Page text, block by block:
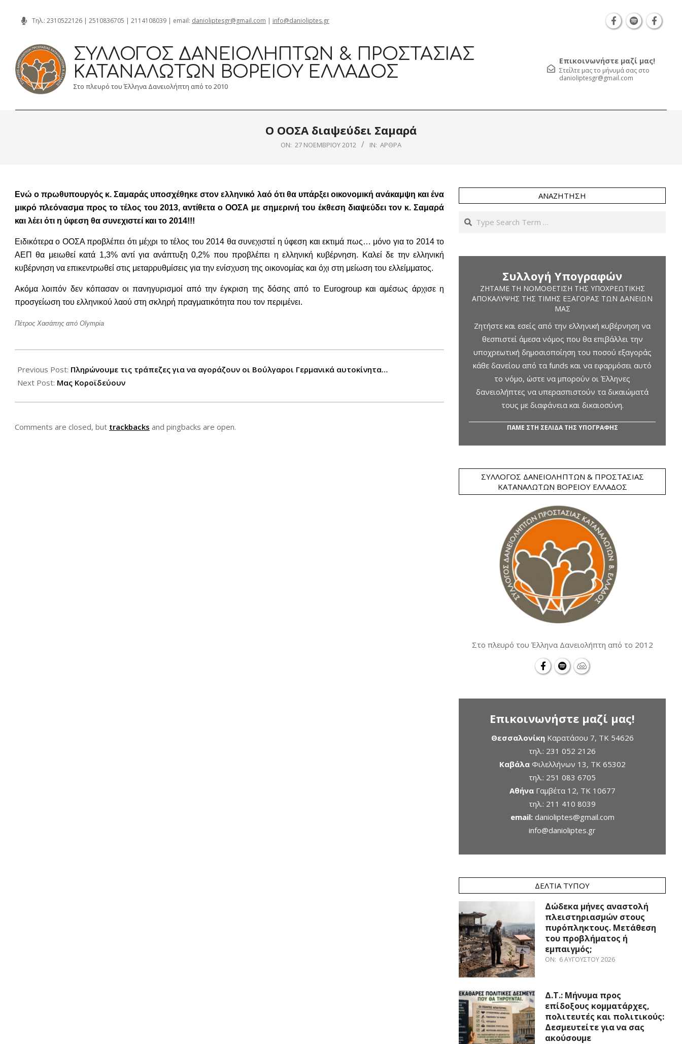
content
Τηλ.: 2310522126 | 2510836705 | 2114108039 | email: danioliptesgr@gmail.com | info@danioliptes.gr
ΣΎΛΛΟΓΟΣ ΔΑΝΕΙΟΛΗΠΤΏΝ & ΠΡΟΣΤΑΣΊΑΣ
ΚΑΤΑΝΑΛΩΤΏΝ ΒΟΡΕΊΟΥ ΕΛΛΆΔΟΣ
Στο πλευρό του Έλληνα Δανειολήπτη από το 2010
Επικοινωνήστε μαζί μας!
Στείλτε μας το μήνυμά σας στο
danioliptesgr@gmail.com
Ο ΟΟΣΑ διαψεύδει Σαμαρά
ON: 27 ΝΟΕΜΒΡΊΟΥ 2012 IN: ΆΡΘΡΑ
Ενώ ο πρωθυπουργός κ. Σαμαράς υποσχέθηκε στον ελληνικό λαό ότι θα υπάρξει οικονομική ανάκαμψη και ένα
μικρό πλεόνασμα προς το τέλος του 2013, αντίθετα ο ΟΟΣΑ με σημερινή του έκθεση διαψεύδει τον κ. Σαμαρά
και λέει ότι η ύφεση θα συνεχιστεί και το 2014!!!
Ειδικότερα ο ΟΟΣΑ προβλέπει ότι μέχρι το τέλος του 2014 θα συνεχιστεί η ύφεση και εκτιμά πως… μόνο για το 2014 το
ΑΕΠ θα μειωθεί κατά 1,3% αντί για ανάπτυξη 0,2% που προβλέπει η ελληνική κυβέρνηση. Καλεί δε την ελληνική
κυβέρνηση να επικεντρωθεί στις μεταρρυθμίσεις για την ενίσχυση της οικονομίας και όχι στη μείωση του ελλείμματος.
Ακόμα λοιπόν δεν κόπασαν οι πανηγυρισμοί από την έγκριση της δόσης από το Eurogroup και αμέσως άρχισε η
προσγείωση του ελληνικού λαού στη σκληρή πραγματικότητα που τον περιμένει.
Πέτρος Χασάπης από Olympia
11-
27
Previous Post: Πληρώνουμε τις τράπεζες για να αγοράζουν οι Βούλγαροι Γερμανικά αυτοκίνητα…
Next Post: Μας Κοροϊδεύουν
Comments are closed, but trackbacks and pingbacks are open.
ΑΝΑΖΉΤΗΣΗ
Search
Συλλογή Υπογραφών
ΖΗΤΆΜΕ ΤΗ ΝΟΜΟΘΈΤΙΣΗ ΤΗΣ ΥΠΟΧΡΕΩΤΙΚΉΣ
ΑΠΟΚΆΛΥΨΗΣ ΤΗΣ ΤΙΜΉΣ ΕΞΑΓΟΡΆΣ ΤΩΝ ΔΑΝΕΊΩΝ
ΜΑΣ
Ζητήστε και εσείς από την ελληνική κυβέρνηση να
θεσπιστεί άμεσα νόμος που θα επιβάλλει την
υποχρεωτική δημοσιοποίηση του ποσού εξαγοράς
κάθε δανείου από τα funds και να εφαρμόσει αυτό
το νόμο, ώστε να μπορούν οι Έλληνες
δανειολήπτες να υπερασπιστούν τα δικαιώματά
τους με διαφάνεια και δικαιοσύνη.
ΠΑΜΕ ΣΤΗ ΣΕΛΙΔΑ ΤΗΣ ΥΠΟΓΡΑΦΗΣ
ΣΎΛΛΟΓΟΣ ΔΑΝΕΙΟΛΗΠΤΏΝ & ΠΡΟΣΤΑΣΊΑΣ
ΚΑΤΑΝΑΛΩΤΏΝ ΒΟΡΕΊΟΥ ΕΛΛΆΔΟΣ
Στο πλευρό του Έλληνα Δανειολήπτη από το 2012
Επικοινωνήστε μαζί μας!
ΘεσσαλονίκηΚαρατάσου 7, TK 54626
τηλ.: 231 052 2126
ΚαβάλαΦιλελλήνων 13, ΤΚ 65302
τηλ.: 251 083 6705
ΑθήναΓαμβέτα 12, ΤΚ 10677
τηλ.: 211 410 8039
email: danioliptes@gmail.com
info@danioliptes.gr
ΔΕΛΤΊΑ ΤΎΠΟΥ
Δώδεκα μήνες αναστολή
πλειστηριασμών στους
πυρόπληκτους. Μετάθεση
του προβλήματος ή
εμπαιγμός;
ON: 6 ΑΥΓΟΎΣΤΟΥ 2026
Δ.Τ.: Μήνυμα προς
επίδοξους κομματάρχες,
πολιτευτές και πολιτικούς:
Δεσμευτείτε για να σας
ακούσουμε